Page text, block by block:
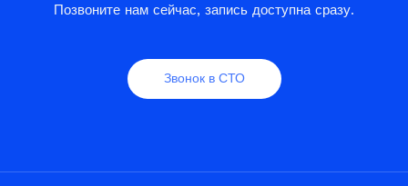
Позвоните нам сейчас, запись доступна сразу.
Звонок в СТО